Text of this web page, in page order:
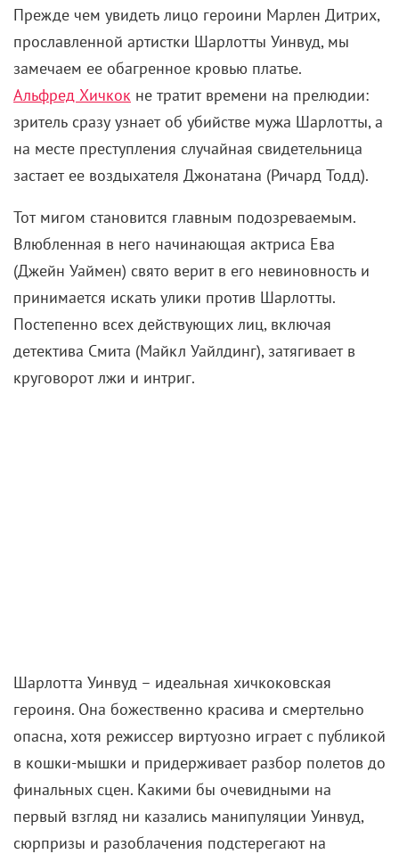
Прежде чем увидеть лицо героини Марлен Дитрих,
прославленной артистки Шарлотты Уинвуд, мы
замечаем ее обагренное кровью платье.
Альфред Хичкок не тратит времени на прелюдии:
зритель сразу узнает об убийстве мужа Шарлотты, а
на месте преступления случайная свидетельница
застает ее воздыхателя Джонатана (Ричард Тодд).
Тот мигом становится главным подозреваемым.
Влюбленная в него начинающая актриса Ева
(Джейн Уаймен) свято верит в его невиновность и
принимается искать улики против Шарлотты.
Постепенно всех действующих лиц, включая
детектива Смита (Майкл Уайлдинг), затягивает в
круговорот лжи и интриг.
Шарлотта Уинвуд – идеальная хичкоковская
героиня. Она божественно красива и смертельно
опасна, хотя режиссер виртуозно играет с публикой
в кошки-мышки и придерживает разбор полетов до
финальных сцен. Какими бы очевидными на
первый взгляд ни казались манипуляции Уинвуд,
сюрпризы и разоблачения подстерегают на